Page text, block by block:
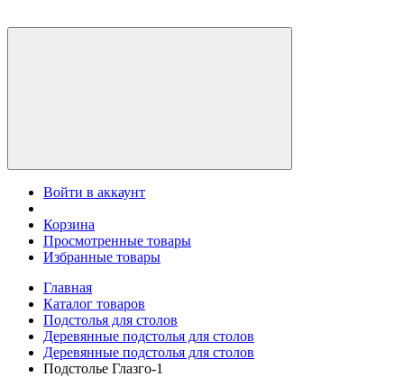
Войти в аккаунт
Корзина
Просмотренные товары
Избранные товары
Главная
Каталог товаров
Подстолья для столов
Деревянные подстолья для столов
Деревянные подстолья для столов
Подстолье Глазго-1